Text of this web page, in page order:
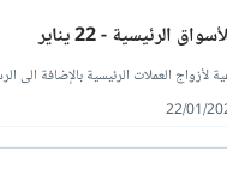
الرئيسية - 22 يناير
العملات الرئيسية بالإضافة الى
22/01/